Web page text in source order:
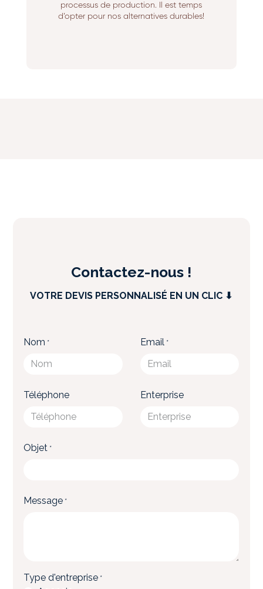
processus de production. Il est temps
d’opter pour nos alternatives durables!